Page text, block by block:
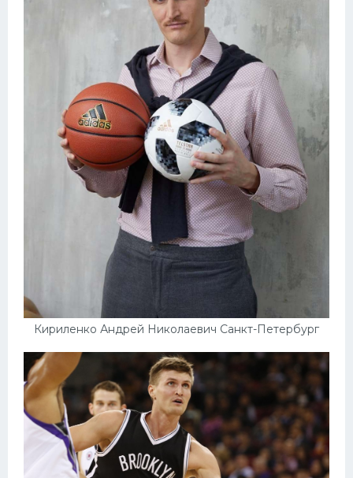
Кириленко Андрей Николаевич Санкт-Петербург